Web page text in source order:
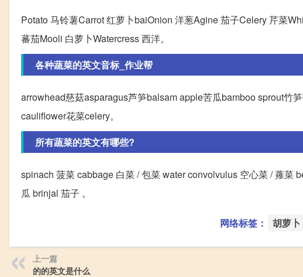
Potato 马铃薯Carrot 红萝卜baiOnion 洋葱Agine 茄子Celery 芹菜
蕃茄Mooli 白萝卜Watercress 西洋。
各种蔬菜的英文音标_作业帮
arrowhead慈菇asparagus芦笋balsam apple苦瓜bamboo sprout竹
cauliflower花菜celery。
所有蔬菜的英文有哪些?
spinach 菠菜 cabbage 白菜 / 包菜 water convolvulus 空心菜 / 蕹菜
瓜 brinjal 茄子 。
网络标签： 胡萝卜
上一篇
的的英文是什么